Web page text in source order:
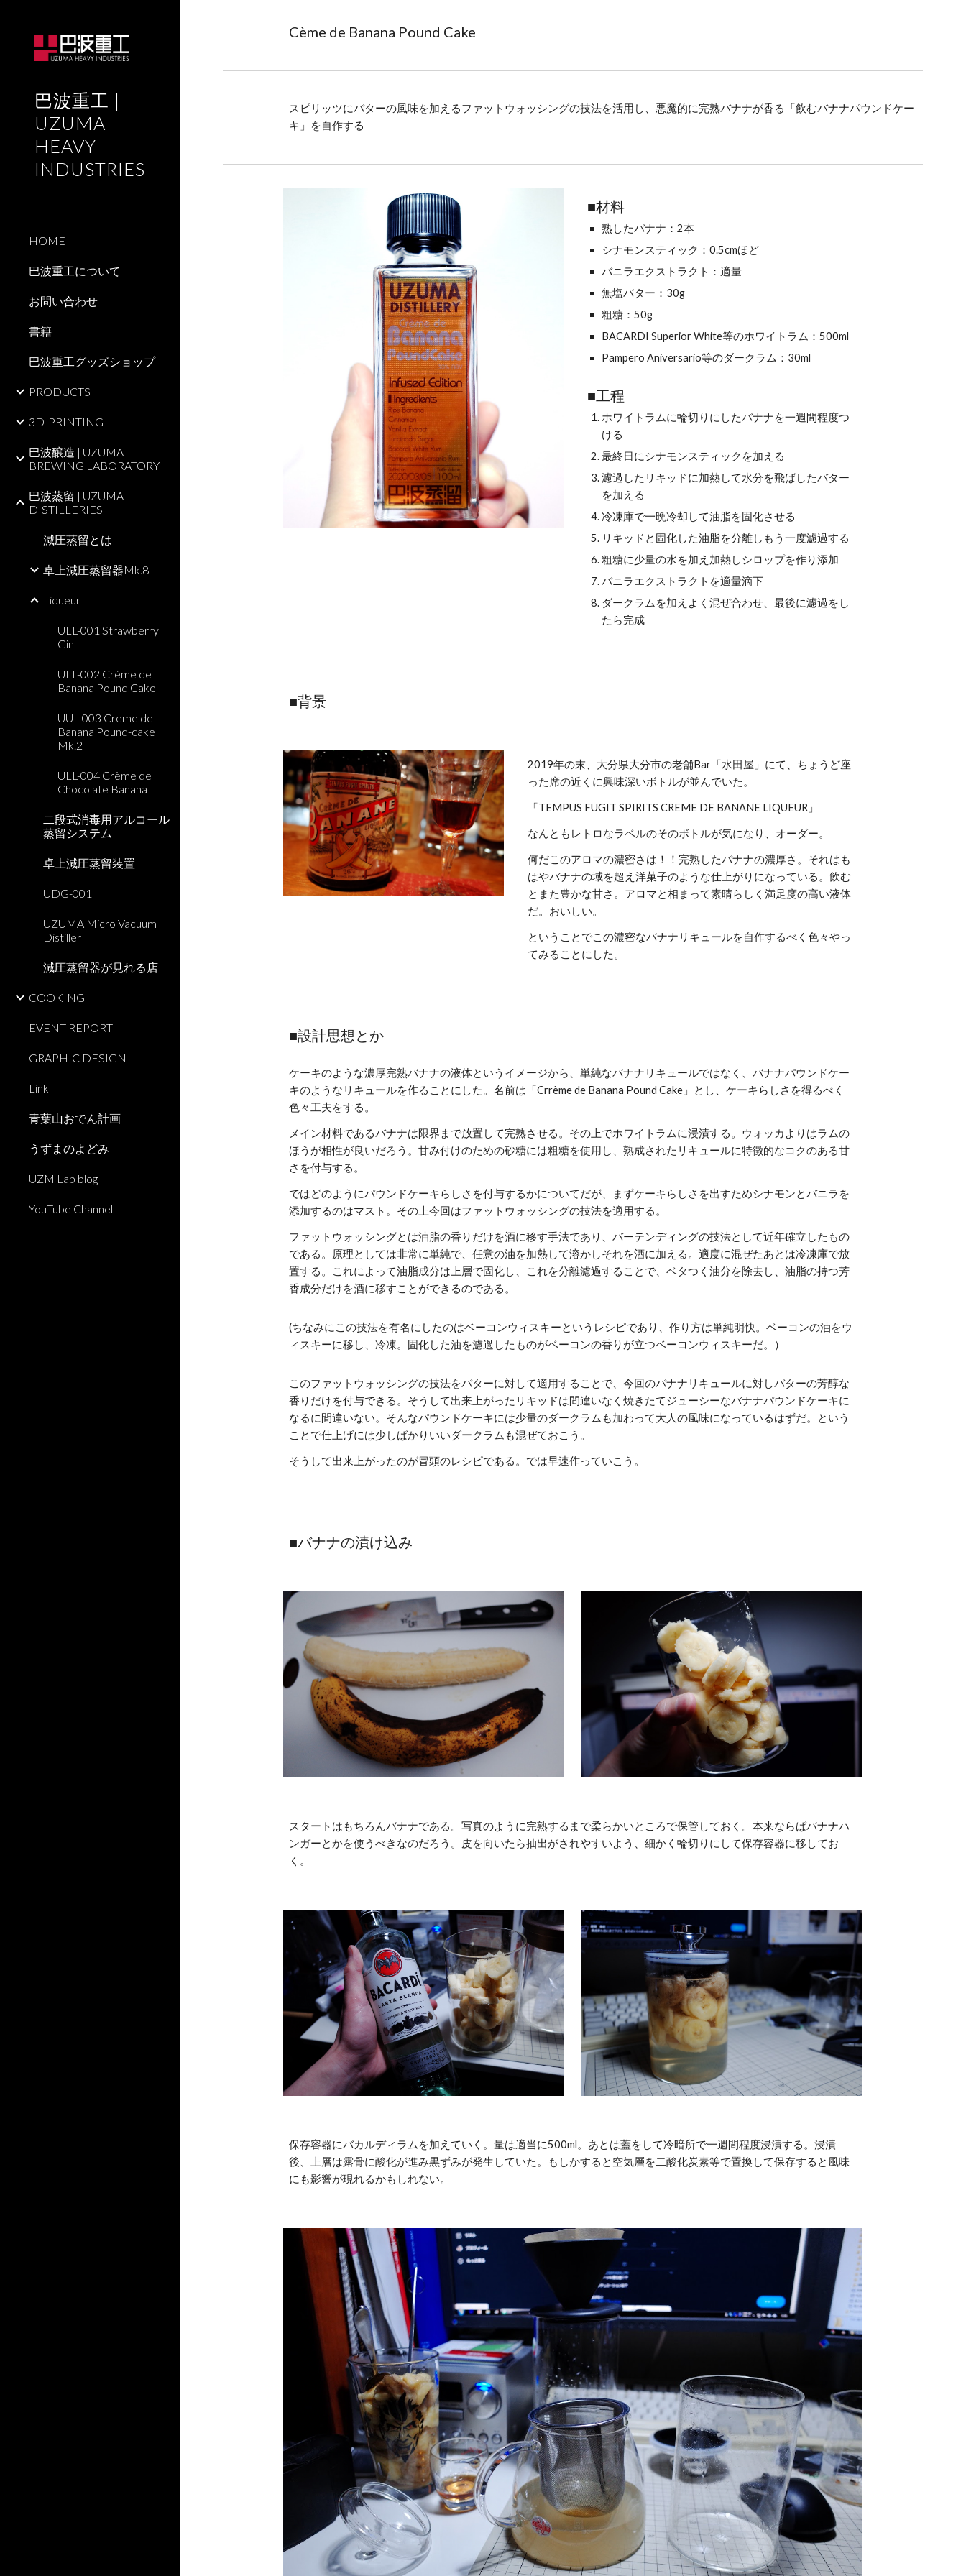
Skip to main content
巴波重工 |
UZUMA
HEAVY
INDUSTRIES
HOME
巴波重工について
お問い合わせ
書籍
巴波重工グッズショップ
PRODUCTS
3D-PRINTING
巴波醸造 | UZUMA
BREWING LABORATORY
巴波蒸留 | UZUMA
DISTILLERIES
減圧蒸留とは
卓上減圧蒸留器Mk.8
Liqueur
ULL-001 Strawberry
Gin
ULL-002 Crème de
Banana Pound Cake
UUL-003 Creme de
Banana Pound-cake
Mk.2
ULL-004 Crème de
Chocolate Banana
二段式消毒用アルコール
蒸留システム
卓上減圧蒸留装置
UDG-001
UZUMA Micro Vacuum
Distiller
減圧蒸留器が見れる店
COOKING
EVENT REPORT
GRAPHIC DESIGN
Link
青葉山おでん計画
うずまのよどみ
UZM Lab blog
YouTube Channel
Cème de Banana Pound Cake
スピリッツにバターの風味を加えるファットウォッシングの技法を活用し、悪魔的に完熟バナナが香る「飲むバナナパウンドケー
キ」を自作する
■材料
熟したバナナ：2本
シナモンスティック：0.5cmほど
バニラエクストラクト：適量
無塩バター：30g
粗糖：50g
BACARDI Superior White等のホワイトラム：500ml
Pampero Aniversario等のダークラム：30ml
■工程
ホワイトラムに輪切りにしたバナナを一週間程度つ
ける
最終日にシナモンスティックを加える
濾過したリキッドに加熱して水分を飛ばしたバター
を加える
冷凍庫で一晩冷却して油脂を固化させる
リキッドと固化した油脂を分離しもう一度濾過する
粗糖に少量の水を加え加熱しシロップを作り添加
バニラエクストラクトを適量滴下
ダークラムを加えよく混ぜ合わせ、最後に濾過をし
たら完成
■背景
2019年の末、大分県大分市の老舗Bar「水田屋」にて、ちょうど座
った席の近くに興味深いボトルが並んでいた。
「TEMPUS FUGIT SPIRITS CREME DE BANANE LIQUEUR」
なんともレトロなラベルのそのボトルが気になり、オーダー。
何だこのアロマの濃密さは！！完熟したバナナの濃厚さ。それはも
はやバナナの域を超え洋菓子のような仕上がりになっている。飲む
とまた豊かな甘さ。アロマと相まって素晴らしく満足度の高い液体
だ。おいしい。
ということでこの濃密なバナナリキュールを自作するべく色々やっ
てみることにした。
■設計思想とか
ケーキのような濃厚完熟バナナの液体というイメージから、単純なバナナリキュールではなく、バナナパウンドケー
キのようなリキュールを作ることにした。名前は「Crrème de Banana Pound Cake」とし、ケーキらしさを得るべく
色々工夫をする。
メイン材料であるバナナは限界まで放置して完熟させる。その上でホワイトラムに浸漬する。ウォッカよりはラムの
ほうが相性が良いだろう。甘み付けのための砂糖には粗糖を使用し、熟成されたリキュールに特徴的なコクのある甘
さを付与する。
ではどのようにパウンドケーキらしさを付与するかについてだが、まずケーキらしさを出すためシナモンとバニラを
添加するのはマスト。その上今回はファットウォッシングの技法を適用する。
ファットウォッシングとは油脂の香りだけを酒に移す手法であり、バーテンディングの技法として近年確立したもの
である。原理としては非常に単純で、任意の油を加熱して溶かしそれを酒に加える。適度に混ぜたあとは冷凍庫で放
置する。これによって油脂成分は上層で固化し、これを分離濾過することで、ベタつく油分を除去し、油脂の持つ芳
香成分だけを酒に移すことができるのである。
(ちなみにこの技法を有名にしたのはベーコンウィスキーというレシピであり、作り方は単純明快。ベーコンの油をウ
ィスキーに移し、冷凍。固化した油を濾過したものがベーコンの香りが立つベーコンウィスキーだ。）
このファットウォッシングの技法をバターに対して適用することで、今回のバナナリキュールに対しバターの芳醇な
香りだけを付与できる。そうして出来上がったリキッドは間違いなく焼きたてジューシーなバナナパウンドケーキに
なるに間違いない。そんなパウンドケーキには少量のダークラムも加わって大人の風味になっているはずだ。という
ことで仕上げには少しばかりいいダークラムも混ぜておこう。
そうして出来上がったのが冒頭のレシピである。では早速作っていこう。
■バナナの漬け込み
スタートはもちろんバナナである。写真のように完熟するまで柔らかいところで保管しておく。本来ならばバナナハ
ンガーとかを使うべきなのだろう。皮を向いたら抽出がされやすいよう、細かく輪切りにして保存容器に移してお
く。
保存容器にバカルディラムを加えていく。量は適当に500ml。あとは蓋をして冷暗所で一週間程度浸漬する。浸漬
後、上層は露骨に酸化が進み黒ずみが発生していた。もしかすると空気層を二酸化炭素等で置換して保存すると風味
にも影響が現れるかもしれない。